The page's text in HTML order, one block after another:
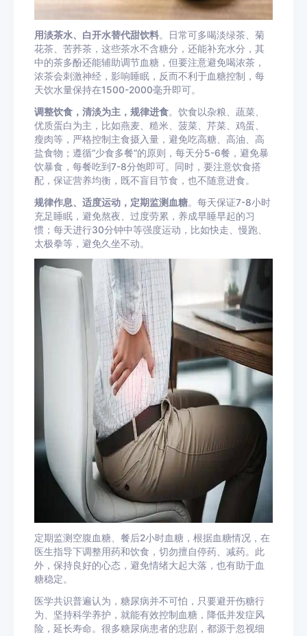
用淡茶水、白开水替代甜饮料。日常可多喝淡绿茶、 菊
花茶
苦荞茶 ，这些茶水不含糖分，还能补充水分，其
中的茶多酚还能辅助调节血糖，但要注意避免喝浓茶，
浓茶会刺激神经，影响睡眠，反而不利于血糖控制，每
天饮水量保持在1500-2000毫升即可。
调整饮食，清淡为主，规律进食。饮食以杂粮、蔬菜、
优质蛋白为主，比如燕麦、 糙米 、菠菜、 芹菜 鸡蛋
瘦肉等，严格控制主食摄入量，避免吃高糖、高油、高
盐食物；遵循“少食多餐”的原则，每天分5-6餐，避免暴
饮暴食，每餐吃到7-8分饱即可。同时，要注意饮食搭
配，保证营养均衡，既不盲目节食，也不随意进食。
规律作息、适度运动，定期监测血糖。每天保证7-8小时
充足睡眠，避免熬夜、过度劳累，养成早睡早起的习
惯；每天进行30分钟中等强度运动，比如快走、慢跑、
太极拳等，避免久坐不动。
定期监测空腹血糖、餐后2小时血糖，根据血糖情况，在
医生指导下调整用药和饮食，切勿擅自停药、减药。此
外，保持良好的心态，避免情绪大起大落，也有助于血
糖稳定。
医学共识普遍认为，糖尿病并不可怕，只要避开伤糖行
为、坚持科学养护，就能有效控制血糖，降低并发症风
险，延长寿命。很多糖尿病患者的悲剧，都源于忽视细